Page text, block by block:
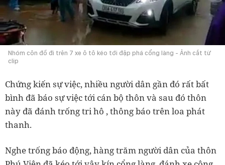
Nhóm côn đồ đi trên 7 xe ô tô kéo tới đập phá cổng làng - Ảnh cắt từ
clip
Chứng kiến sự việc, nhiều người dân gần đó rất bất
bình đã báo sự việc tới cán bộ thôn và sau đó thôn
này đã đánh trống tri hô , thông báo trên loa phát
thanh.
Nghe trống báo động, hàng trăm người dân của thôn